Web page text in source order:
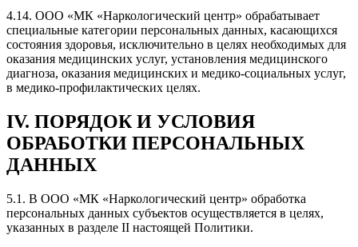
4.14. ООО «МК «Наркологический центр» обрабатывает
специальные категории персональных данных, касающихся
состояния здоровья, исключительно в целях необходимых для
оказания медицинских услуг, установления медицинского
диагноза, оказания медицинских и медико-социальных услуг,
в медико-профилактических целях.
IV. ПОРЯДОК И УСЛОВИЯ
ОБРАБОТКИ ПЕРСОНАЛЬНЫХ
ДАННЫХ
5.1. В ООО «МК «Наркологический центр» обработка
персональных данных субъектов осуществляется в целях,
указанных в разделе II настоящей Политики.